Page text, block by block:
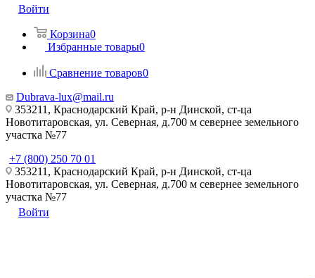
Войти
Корзина0
Избранные товары0
Сравнение товаров0
Dubrava-lux@mail.ru
353211, Краснодарский Край, р-н Динской, ст-ца
Новотитаровская, ул. Северная, д.700 м севернее земельного
участка №77
+7 (800) 250 70 01
353211, Краснодарский Край, р-н Динской, ст-ца
Новотитаровская, ул. Северная, д.700 м севернее земельного
участка №77
Войти